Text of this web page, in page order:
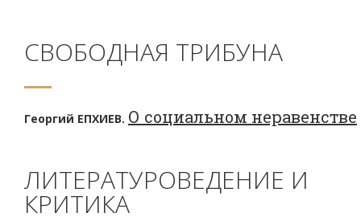
СВОБОДНАЯ ТРИБУНА
Георгий ЕПХИЕВ. О социальном неравенстве
ЛИТЕРАТУРОВЕДЕНИЕ И
КРИТИКА